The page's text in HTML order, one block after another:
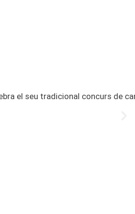
el seu tradicional concurs de